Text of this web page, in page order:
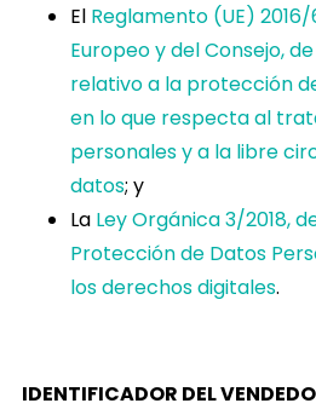
El Reglamento (UE)
Europeo y del Consejo,
relativo a la protección
en lo que respecta al
personales y a la libre
datos; y
La Ley Orgánica 3/2018,
Protección de Datos
los derechos digitales.
IDENTIFICADOR DEL